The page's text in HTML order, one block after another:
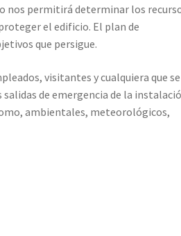
nos permitirá determinar los
el edificio. El plan de
que persigue.
visitantes y cualquiera que se
de emergencia de la
ambientales, meteorológicos,